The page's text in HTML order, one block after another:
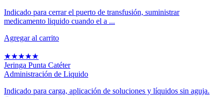
Indicado para cerrar el puerto de transfusión, suministrar
medicamento liquido cuando el a ...
Agregar al carrito
★★★★★
Jeringa Punta Catéter
Administración de Liquido
Indicado para carga, aplicación de soluciones y líquidos sin aguja.